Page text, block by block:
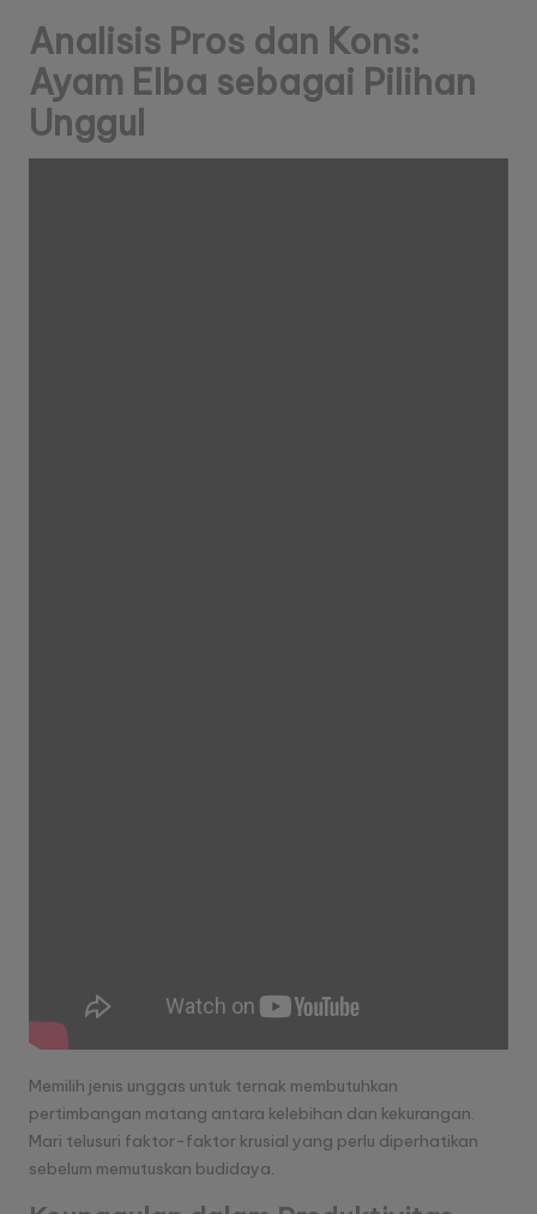
Analisis Pros dan Kons:
Ayam Elba sebagai Pilihan
Unggul
Memilih jenis unggas untuk ternak membutuhkan
pertimbangan matang antara kelebihan dan kekurangan.
Mari telusuri faktor-faktor krusial yang perlu diperhatikan
sebelum memutuskan budidaya.